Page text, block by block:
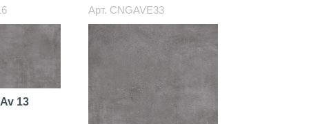
13
Арт. CNGAVE33